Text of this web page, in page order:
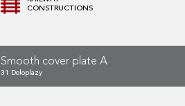
CONSTRUCTIONS
Smooth cover plate A
31 Doloplazy